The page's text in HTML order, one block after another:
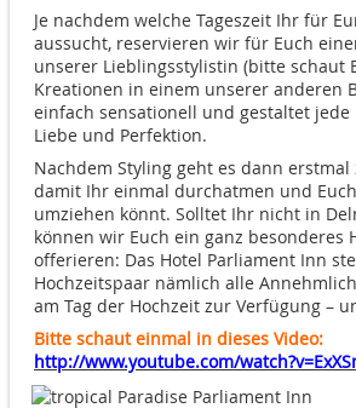
Je nachdem welche Tageszeit Ihr für
aussucht, reservieren wir für Euch
unserer Lieblingsstylistin (bitte schaut
Kreationen in einem unserer anderen
einfach sensationell und gestaltet jede
Liebe und Perfektion.
Nachdem Styling geht es dann
damit Ihr einmal durchatmen und
umziehen könnt. Solltet Ihr nicht in
können wir Euch ein ganz besonderes
offerieren: Das Hotel Parliament Inn
Hochzeitspaar nämlich alle
am Tag der Hochzeit zur Verfügung –
Bitte schaut einmal in dieses Video:
http://www.youtube.com/